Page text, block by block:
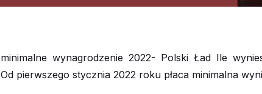
minimalne wynagrodzenie 2022- Polski Ład Ile
Od pierwszego stycznia 2022 roku płaca minimalna